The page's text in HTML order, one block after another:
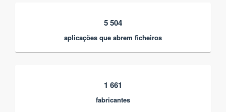
5 504
aplicações que abrem ficheiros
1 661
fabricantes